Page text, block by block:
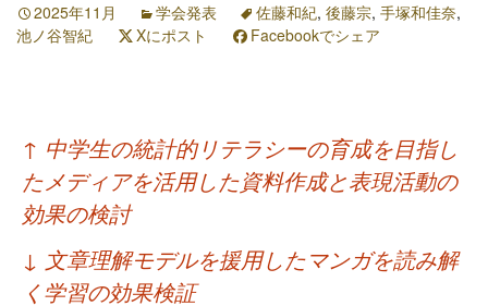
2025年11月 学会発表 佐藤和紀, 後藤宗, 手塚和佳奈,
池ノ谷智紀
Xにポスト Facebookでシェア
投
稿
ナ
ビ
ゲ
↑ 中学生の統計的リテラシーの育成を目指し
たメディアを活用した資料作成と表現活動の
効果の検討
↓ 文章理解モデルを援用したマンガを読み解
く学習の効果検証